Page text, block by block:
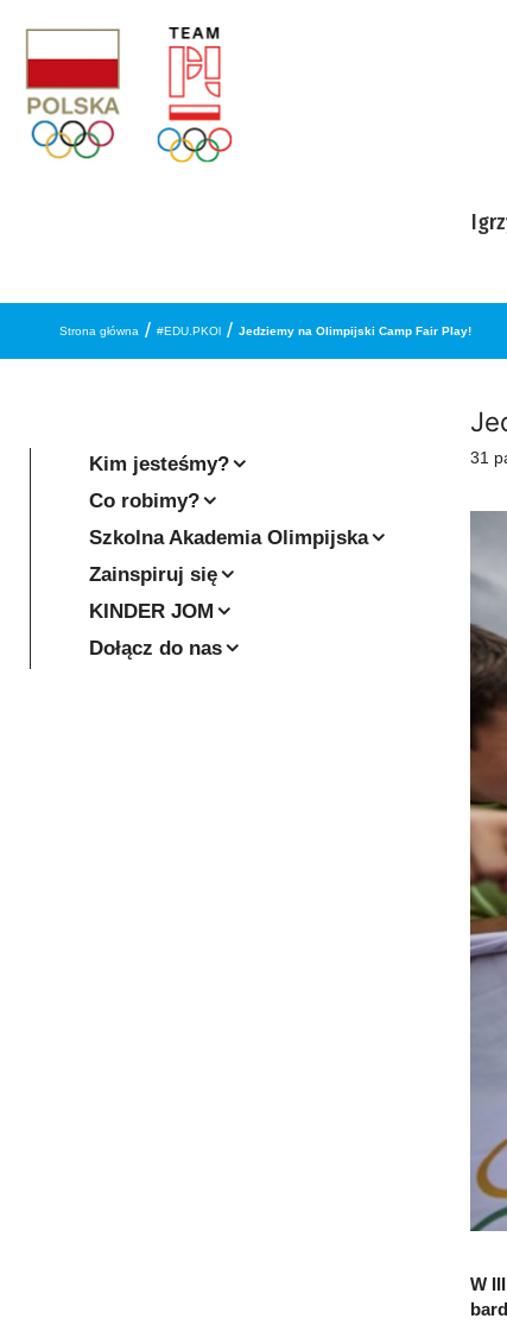
Strona główna / #EDU.PKOl / Jedziemy na Olimpijski Camp Fair Play!
31
W
Kim jesteśmy?
Co robimy?
Szkolna Akademia Olimpijska
Zainspiruj się
KINDER JOM
Dołącz do nas